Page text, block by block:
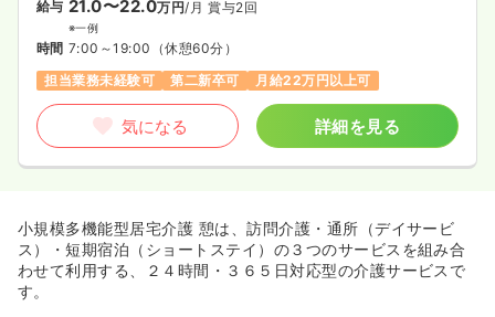
給与 21.0〜22.0万円/月 賞与2回
※一例
時間 7:00～19:00 （休憩60分）
担当業務未経験可
第二新卒可 月給22万円以上可
気になる 詳細を見る
小規模多機能型居宅介護 憩は、訪問介護・通所（デイサービ
ス）・短期宿泊（ショートステイ）の３つのサービスを組み合
わせて利用する、２４時間・３６５日対応型の介護サービスで
す。